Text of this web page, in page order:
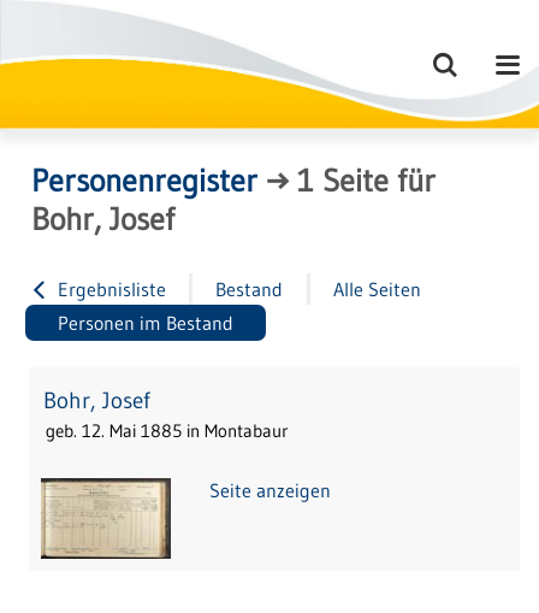
Personenregister→1 Seite für
Bohr, Josef
Ergebnisliste Bestand
Alle Seiten
Personen im Bestand
Bohr, Josef
geb. 12. Mai 1885 in Montabaur
Seite anzeigen